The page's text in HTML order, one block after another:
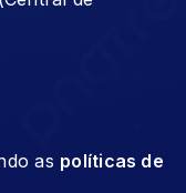
as políticas de